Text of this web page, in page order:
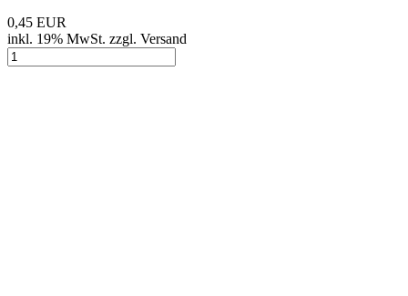
0,45 EUR
inkl. 19% MwSt. zzgl. Versand